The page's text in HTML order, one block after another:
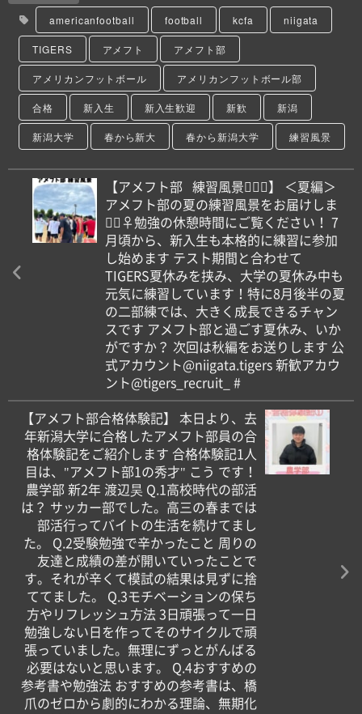
americanfootball football kcfa niigata
TIGERS アメフト アメフト部
アメリカンフットボール アメリカンフットボール部
合格 新入生 新入生歓迎 新歓 新潟
新潟大学 春から新大 春から新潟大学 練習風景
【️アメフト部⠀練習風景🏋🏻‍♀️】 ＜夏編＞
アメフト部の夏の練習風景をお届けしま
す🏻‍♀️勉強の休憩時間にご覧ください！ 7
月頃から、新入生も本格的に練習に参加
し始めます テスト期間と合わせて
TIGERS夏休みを挟み、大学の夏休み中も
元気に練習しています！特に8月後半の夏
の二部練では、大きく成長できるチャン
スです アメフト部と過ごす夏休み、いか
がですか？ 次回は秋編をお送りします 公
式アカウント️@niigata.tigers 新歓アカウ
ント️@tigers_recruit_ #
【アメフト部合格体験記】 本日より、去
年新潟大学に合格したアメフト部員の合
格体験記をご紹介します️ 合格体験記1人
目は、"アメフト部1の秀才‎️" こう です！
農学部 新2年 渡辺昊 Q.1高校時代の部活
は？ サッカー部でした。高三の春までは
部活行ってバイトの生活を続けてまし
た。 Q.2受験勉強で辛かったこと 周りの
友達と成績の差が開いていったことで
す。それが辛くて模試の結果は見ずに捨
ててました。 Q.3モチベーションの保ち
方やリフレッシュ方法 3日頑張って一日
勉強しない日を作ってそのサイクルで頑
張っていました。無理にずっとがんばる
必要はないと思います。 Q.4おすすめの
参考書や勉強法 おすすめの参考書は、橋
爪のゼロから劇的にわかる理論、無期化